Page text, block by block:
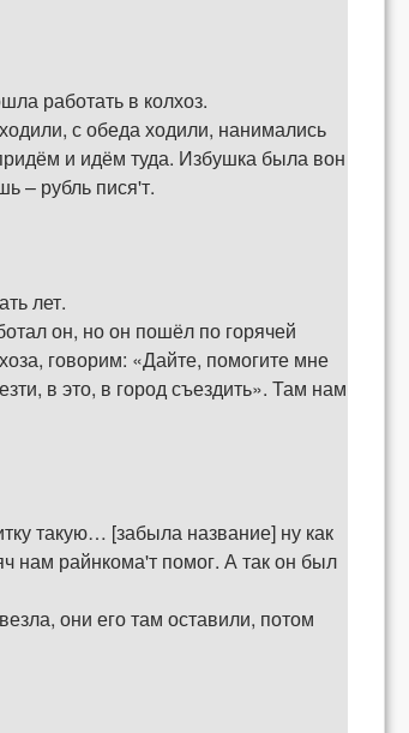
работать в колхоз.
с обеда ходили, нанимались
и идём туда. Избушка была вон
– рубль пися'т.
лет.
он, но он пошёл по горячей
говорим: «Дайте, помогите мне
в это, в город съездить». Там нам
такую… [забыла название] ну как
нам райнкома'т помог. А так он был
они его там оставили, потом